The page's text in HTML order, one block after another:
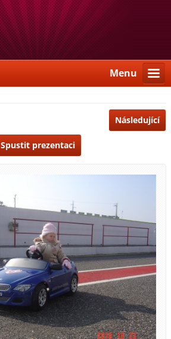
Menu
Následující
Spustit prezentaci